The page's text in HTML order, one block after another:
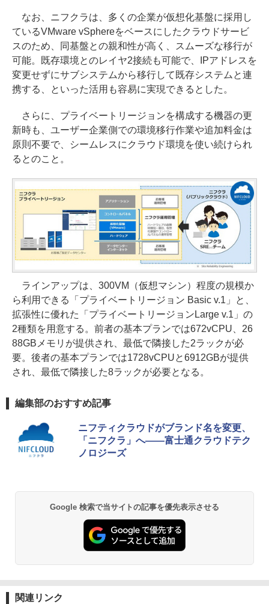
なお、ニフクラは、多くの企業が仮想化基盤に採用し
ているVMware vSphereをベースにしたクラウドサービ
スのため、同基盤との親和性が高く、スムーズな移行が
可能。既存環境とのレイヤ2接続も可能で、IPアドレスを
変更せずにサブシステムから移行して既存システムと連
携する、といった活用も容易に実現できるとした。
さらに、プライベートリージョンを構成する機器の更
新時も、ユーザー企業側での環境移行作業や追加料金は
原則不要で、シームレスにクラウド環境を使い続けられ
るとのこと。
ラインアップは、300VM（仮想マシン）程度の規模か
ら利用できる「プライベートリージョン Basic v.1」と、
拡張性に優れた「プライベートリージョンLarge v.1」の
2種類を用意する。前者の基本プランでは672vCPU、26
88GBメモリが提供され、最低で隣接した2ラックが必
要。後者の基本プランでは1728vCPUと6912GBが提供
され、最低で隣接した8ラックが必要となる。
編集部のおすすめ記事
ニフティクラウドがブランド名を変更、
「ニフクラ」へ――富士通クラウドテク
ノロジーズ
Google 検索で当サイトの記事を優先表示させる
関連リンク